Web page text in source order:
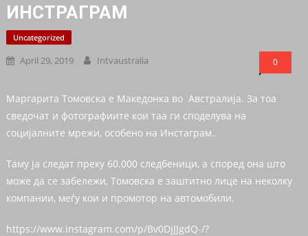
ИНСТРАГРАМ
Uncategorized
April 29, 2019 Intvaustralia 0
Маргарита Томовска е Македонка во Австралија. За тоа
сведочат и фотографиите кои таа ги споделува на
социјалните мрежи, особено на Инстаграм..
Таму ја следат преку 60.000 следбеници, а според она што
може да се забележи, Томовска е заштитно лице на неколку
компании, меѓу кои и промотор на автомобили.
https://www.instagram.com/p/Bv0DjJJgdQ-/?